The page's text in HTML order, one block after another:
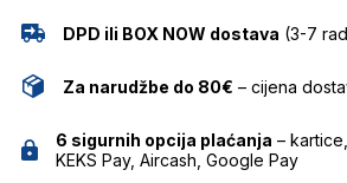
DPD ili BOX NOW dostava (3-7
Za narudžbe do 80€ – cijena
6 sigurnih opcija plaćanja –
KEKS Pay, Aircash, Google Pay